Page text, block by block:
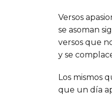
Versos
se asoman
versos que
y se
Los mismos
que un día